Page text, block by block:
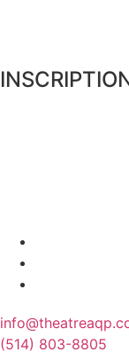
(514) 803-8805